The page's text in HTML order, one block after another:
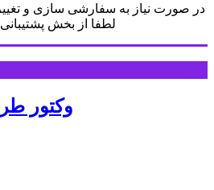
در صورت نیاز به سفارشی سازی و
لطفا از بخش پشتیبانی
وکتور